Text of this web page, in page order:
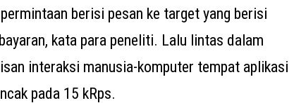
berisi pesan ke target yang berisi
kata para peneliti. Lalu lintas dalam
interaksi manusia-komputer tempat aplikasi
pada 15 kRps.